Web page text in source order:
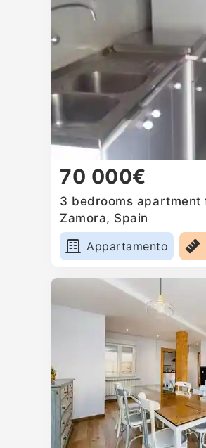
70 000€
3 bedrooms apartment
Zamora, Spain
Appartamento